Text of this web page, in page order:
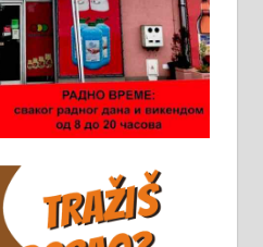
возач са Б
85-511
за рад на
промет” у
За више
лично на
Максима
радног дана од
465-045